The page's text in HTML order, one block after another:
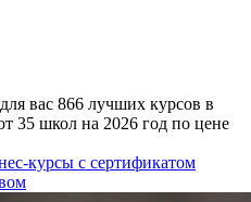
вас 866 лучших курсов в
35 школ на 2026 год по цене
курсы с сертификатом